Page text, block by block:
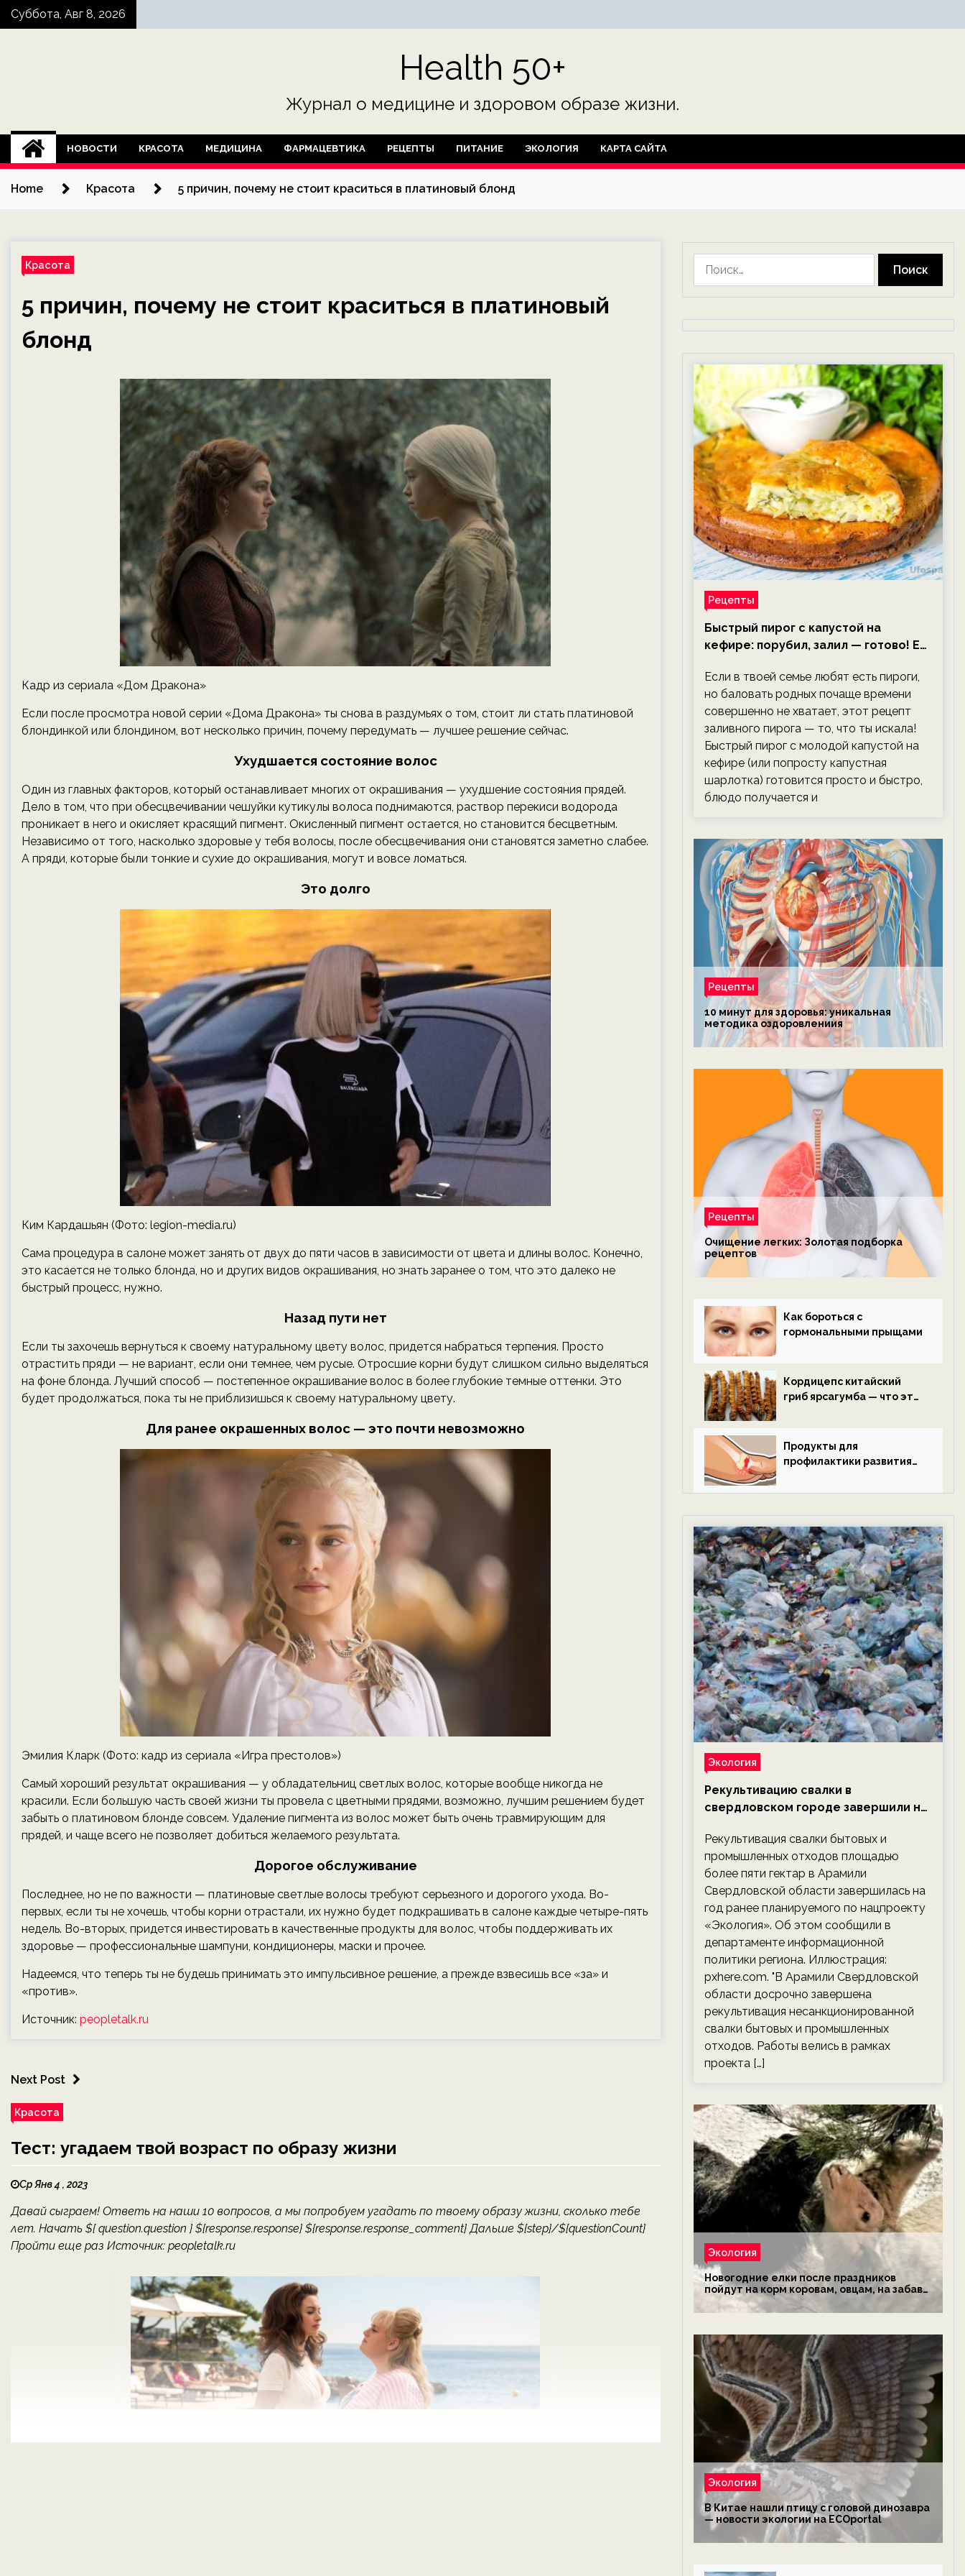
SkipСуббота, Авг 8, 2026
Health 50+
Журнал о медицине и здоровом образе жизни.
НОВОСТИ КРАСОТА МЕДИЦИНА ФАРМАЦЕВТИКА РЕЦЕПТЫ ПИТАНИЕ ЭКОЛОГИЯ КАРТА САЙТА
Home Красота 5 причин, почему не стоит краситься в платиновый блонд
Красота
5 причин, почему не стоит краситься в платиновый
блонд
Кадр из сериала «Дом Дракона»
Если после просмотра новой серии «Дома Дракона» ты снова в раздумьях о том, стоит ли стать платиновой
блондинкой или блондином, вот несколько причин, почему передумать — лучшее решение сейчас.
Ухудшается состояние волос
Один из главных факторов, который останавливает многих от окрашивания — ухудшение состояния прядей.
Дело в том, что при обесцвечивании чешуйки кутикулы волоса поднимаются, раствор перекиси водорода
проникает в него и окисляет красящий пигмент. Окисленный пигмент остается, но становится бесцветным.
Независимо от того, насколько здоровые у тебя волосы, после обесцвечивания они становятся заметно слабее.
А пряди, которые были тонкие и сухие до окрашивания, могут и вовсе ломаться.
Это долго
Ким Кардашьян (Фото: legion-media.ru)
Сама процедура в салоне может занять от двух до пяти часов в зависимости от цвета и длины волос. Конечно,
это касается не только блонда, но и других видов окрашивания, но знать заранее о том, что это далеко не
быстрый процесс, нужно.
Назад пути нет
Если ты захочешь вернуться к своему натуральному цвету волос, придется набраться терпения. Просто
отрастить пряди — не вариант, если они темнее, чем русые. Отросшие корни будут слишком сильно выделяться
на фоне блонда. Лучший способ — постепенное окрашивание волос в более глубокие темные оттенки. Это
будет продолжаться, пока ты не приблизишься к своему натуральному цвету.
Для ранее окрашенных волос — это почти невозможно
Эмилия Кларк (Фото: кадр из сериала «Игра престолов»)
Самый хороший результат окрашивания — у обладательниц светлых волос, которые вообще никогда не
красили. Если большую часть своей жизни ты провела с цветными прядями, возможно, лучшим решением будет
забыть о платиновом блонде совсем. Удаление пигмента из волос может быть очень травмирующим для
прядей, и чаще всего не позволяет добиться желаемого результата.
Дорогое обслуживание
Последнее, но не по важности — платиновые светлые волосы требуют серьезного и дорогого ухода. Во-
первых, если ты не хочешь, чтобы корни отрастали, их нужно будет подкрашивать в салоне каждые четыре-пять
недель. Во-вторых, придется инвестировать в качественные продукты для волос, чтобы поддерживать их
здоровье — профессиональные шампуни, кондиционеры, маски и прочее.
Надеемся, что теперь ты не будешь принимать это импульсивное решение, а прежде взвесишь все «за» и
«против».
Источник: peopletalk.ru
Next Post
Красота
Тест: угадаем твой возраст по образу жизни
Ср Янв 4 , 2023
Давай сыграем! Ответь на наши 10 вопросов, а мы попробуем угадать по твоему образу жизни, сколько тебе
лет. Начать ${ question.question } ${response.response} ${response.response_comment} Дальше ${step}/${questionCount}
Пройти еще раз Источник: peopletalk.ru
Рецепты
Быстрый пирог с капустой на
кефире: порубил, залил — готово! Ем,
Если в твоей семье любят есть пироги,
но баловать родных почаще времени
совершенно не хватает, этот рецепт
заливного пирога — то, что ты искала!
Быстрый пирог с молодой капустой на
кефире (или попросту капустная
шарлотка) готовится просто и быстро,
блюдо получается и
Рецепты
10 минут для здоровья: уникальная
методика оздоровлениия
Рецепты
Очищение легких: Золотая подборка
рецептов
Как бороться с
гормональными прыщами
Кордицепс китайский
гриб ярсагумба — что это
Продукты для
профилактики развития
Экология
Рекультивацию свалки в
свердловском городе завершили на
новости экологии на ECOportal
Рекультивация свалки бытовых и
промышленных отходов площадью
более пяти гектар в Арамили
Свердловской области завершилась на
год ранее планируемого по нацпроекту
«Экология». Об этом сообщили в
департаменте информационной
политики региона. Иллюстрация:
pxhere.com. "В Арамили Свердловской
области досрочно завершена
рекультивация несанкционированной
свалки бытовых и промышленных
отходов. Работы велись в рамках
проекта […]
Экология
Новогодние елки после праздников
пойдут на корм коровам, овцам, на забаву
обезьянам, львам и леопардам — новости
экологии на ECOportal
Экология
В Китае нашли птицу с головой динозавра
— новости экологии на ECOportal